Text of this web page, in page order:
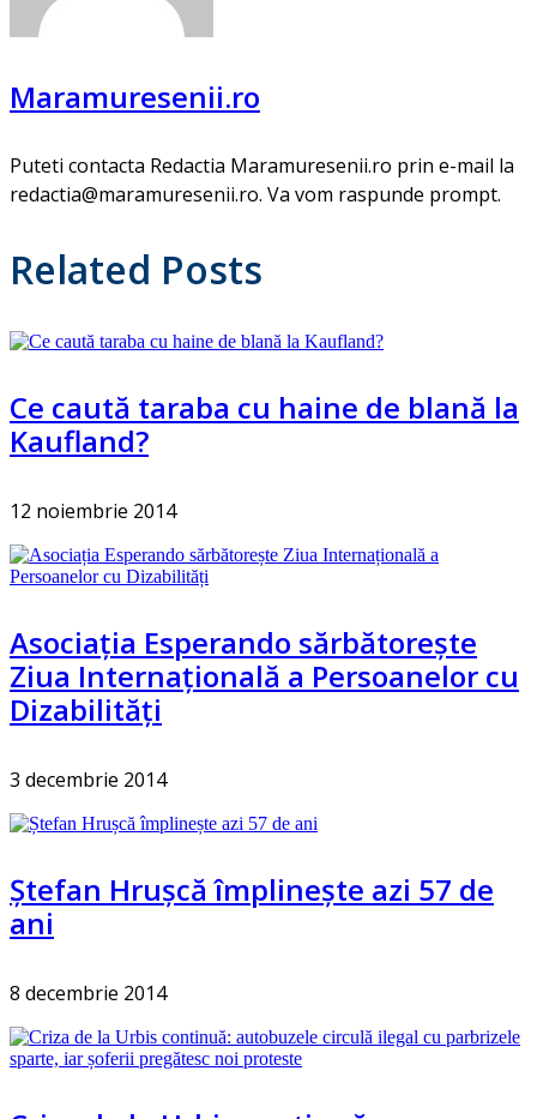
Maramuresenii.ro
Puteti contacta Redactia Maramuresenii.ro prin e-mail la
redactia@maramuresenii.ro. Va vom raspunde prompt.
Related Posts
Ce caută taraba cu haine de blană la
Kaufland?
12 noiembrie 2014
Asociația Esperando sărbătorește
Ziua Internațională a Persoanelor cu
Dizabilități
3 decembrie 2014
Ștefan Hrușcă împlinește azi 57 de
ani
8 decembrie 2014